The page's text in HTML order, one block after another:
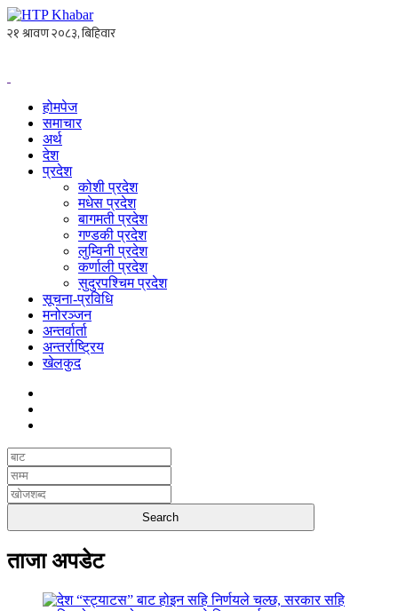
होमपेज
समाचार
अर्थ
देश
प्रदेश
कोशी प्रदेश
मधेस प्रदेश
बागमती प्रदेश
गण्डकी प्रदेश
लुम्विनी प्रदेश
कर्णाली प्रदेश
सुदुरपश्चिम प्रदेश
सूचना-प्रविधि
मनोरञ्जन
अन्तर्वार्ता
अन्तर्राष्ट्रिय
खेलकुद
ताजा अपडेट